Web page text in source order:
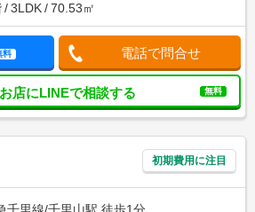
3LDK 70.53㎡
料 電話で問合せ
お店にLINEで相談する 無料
初期費用に注目